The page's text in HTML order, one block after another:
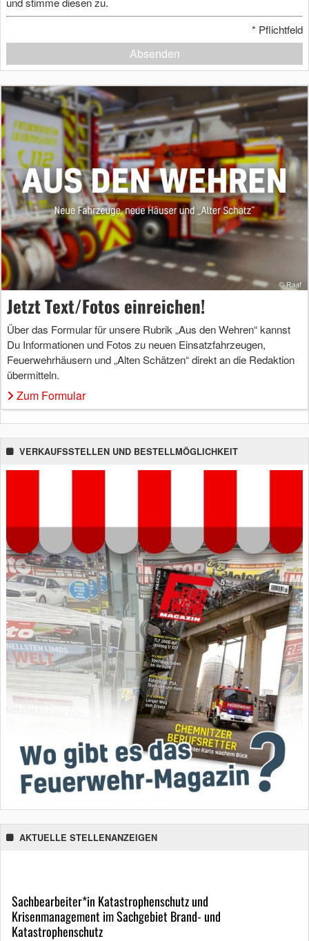
* Pflichtfeld
Absenden
Jetzt Text/Fotos einreichen!
Über das Formular für unsere Rubrik „Aus den Wehren“ kannst
Du Informationen und Fotos zu neuen Einsatzfahrzeugen,
Feuerwehrhäusern und „Alten Schätzen“ direkt an die Redaktion
übermitteln.
Zum Formular
VERKAUFSSTELLEN UND BESTELLMÖGLICHKEIT
AKTUELLE STELLENANZEIGEN
Sachbearbeiter*in Katastrophenschutz und
Krisenmanagement im Sachgebiet Brand- und
Katastrophenschutz